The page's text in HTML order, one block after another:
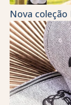
Nova coleção